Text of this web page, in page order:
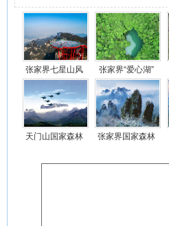
张家界七星山风
景区
张家界“爱心湖”
天门山国家森林
张家界国家森林